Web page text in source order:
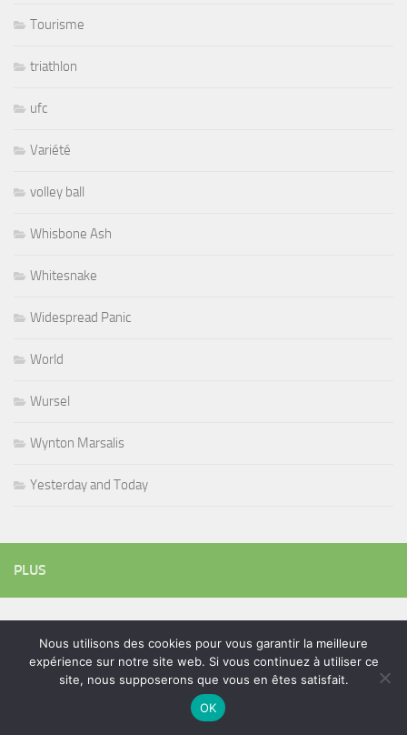
Tourisme
triathlon
ufc
Variété
volley ball
Whisbone Ash
Whitesnake
Widespread Panic
World
Wursel
Wynton Marsalis
Yesterday and Today
PLUS
Rechercher :
Nous utilisons des cookies pour vous garantir la meilleure
expérience sur notre site web. Si vous continuez à utiliser ce
site, nous supposerons que vous en êtes satisfait.
OK